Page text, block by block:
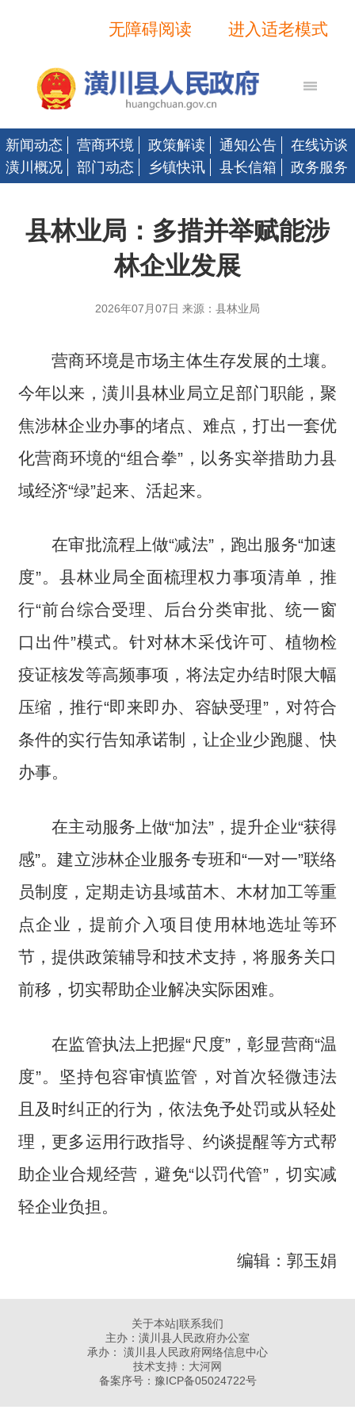
进入适老模式
无障碍阅读
新闻动态 营商环境 政策解读 通知公告
在线访谈
潢川概况
部门动态 乡镇快讯 县长信箱 政务服务
县林业局：多措并举赋能涉
林企业发展
2026年07月07日 来源：县林业局
营商环境是市场主体生存发展的土壤。
今年以来，潢川县林业局立足部门职能，聚
焦涉林企业办事的堵点、难点，打出一套优
化营商环境的“组合拳”，以务实举措助力县
域经济“绿”起来、活起来。
在审批流程上做“减法”，跑出服务“加速
度”。县林业局全面梳理权力事项清单，推
行“前台综合受理、后台分类审批、统一窗
口出件”模式。针对林木采伐许可、植物检
疫证核发等高频事项，将法定办结时限大幅
压缩，推行“即来即办、容缺受理”，对符合
条件的实行告知承诺制，让企业少跑腿、快
办事。
在主动服务上做“加法”，提升企业“获得
感”。建立涉林企业服务专班和“一对一”联络
员制度，定期走访县域苗木、木材加工等重
点企业，提前介入项目使用林地选址等环
节，提供政策辅导和技术支持，将服务关口
前移，切实帮助企业解决实际困难。
在监管执法上把握“尺度”，彰显营商“温
度”。坚持包容审慎监管，对首次轻微违法
且及时纠正的行为，依法免予处罚或从轻处
理，更多运用行政指导、约谈提醒等方式帮
助企业合规经营，避免“以罚代管”，切实减
轻企业负担。
编辑：郭玉娟
关于本站|联系我们
主办：潢川县人民政府办公室
承办： 潢川县人民政府网络信息中心
技术支持：大河网
备案序号： 豫ICP备05024722号